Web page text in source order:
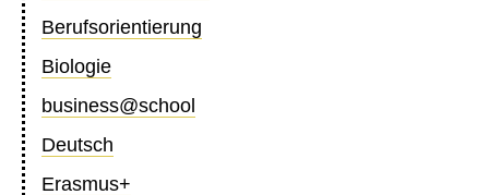
Berufsorientierung
Biologie
business@school
Deutsch
Erasmus+